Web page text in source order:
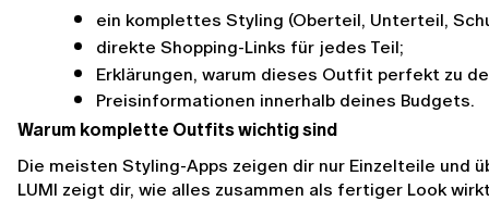
ein komplettes Styling (Oberteil, Unterteil,
direkte Shopping-Links für jedes Teil;
Erklärungen, warum dieses Outfit perfekt zu
Preisinformationen innerhalb deines Budgets.
Warum komplette Outfits wichtig sind
Die meisten Styling-Apps zeigen dir nur Einzelteile und
LUMI zeigt dir, wie alles zusammen als fertiger Look